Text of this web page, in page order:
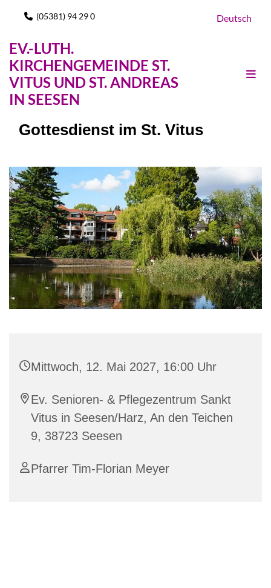
 (05381) 94 29 0 Deutsch
EV.-LUTH.
KIRCHENGEMEINDE ST.
VITUS UND ST. ANDREAS
IN SEESEN
Gottesdienst im St. Vitus
Mittwoch, 12. Mai 2027, 16:00 Uhr
Ev. Senioren- & Pflegezentrum Sankt
Vitus in Seesen/Harz, An den Teichen
9, 38723 Seesen
Pfarrer Tim-Florian Meyer